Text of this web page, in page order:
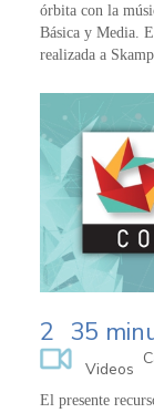
órbita con la
Básica y Media.
realizada a
2 35
Videos
El presente